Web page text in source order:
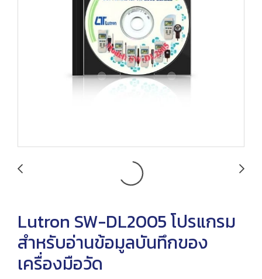
Lutron SW-DL2005 โปรแกรม
สำหรับอ่านข้อมูลบันทึกของ
เครื่องมือวัด